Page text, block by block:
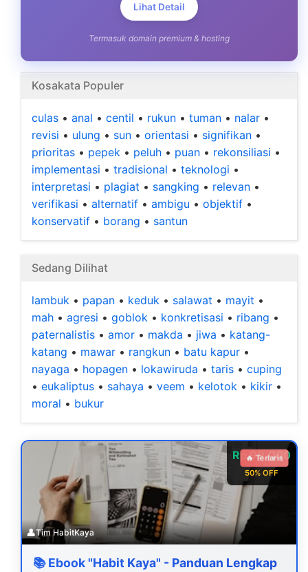
Lihat Detail
Termasuk domain premium & hosting
Kosakata Populer
culas • anal • centil • rukun • tuman • nalar •
revisi • ulung • sun • orientasi • signifikan •
prioritas • pepek • peluh • puan • rekonsiliasi •
implementasi • tradisional • teknologi •
interpretasi • plagiat • sangking • relevan •
verifikasi • alternatif • ambigu • objektif •
konservatif • borang • santun
Sedang Dilihat
lambuk • papan • keduk • salawat • mayit •
mah • agresi • goblok • konkretisasi • ribang •
paternalistis • amor • makda • jiwa • katang-
katang • mawar • rangkun • batu kapur •
nayaga • hopagen • lokawiruda • taris • cuping
• eukaliptus • sahaya • veem • kelotok • kikir •
moral • bukur
Rp 99.000
50% OFF
🔥 Terlaris
👤Tim HabitKaya
📚 Ebook "Habit Kaya" - Panduan Lengkap